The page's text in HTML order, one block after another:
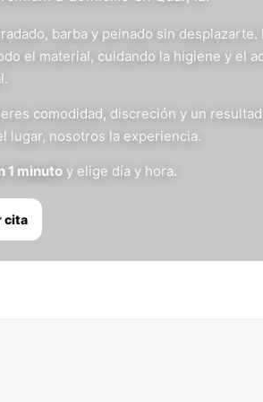
barba y peinado sin desplazarte.
el material, cuidando la higiene y el
comodidad, discreción y un
lugar, nosotros la experiencia.
1 minuto y elige día y hora.
cita